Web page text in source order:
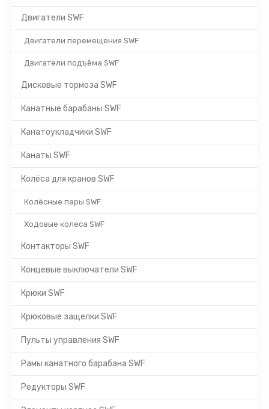
Двигатели SWF
Двигатели перемещения SWF
Двигатели подъёма SWF
Дисковые тормоза SWF
Канатные барабаны SWF
Канатоукладчики SWF
Канаты SWF
Колёса для кранов SWF
Колёсные пары SWF
Ходовые колеса SWF
Контакторы SWF
Концевые выключатели SWF
Крюки SWF
Крюковые защелки SWF
Пульты управления SWF
Рамы канатного барабана SWF
Редукторы SWF